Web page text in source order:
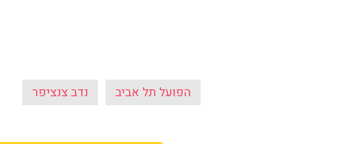
הפועל תל אביב נדב צנציפר